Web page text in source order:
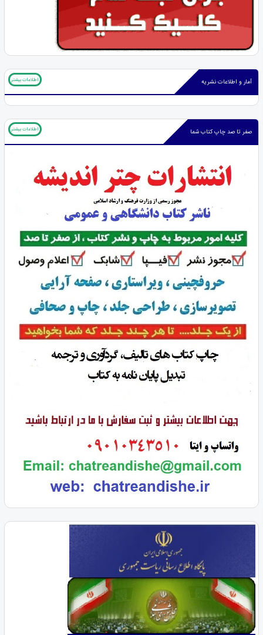
آمار و اطلاعات نشریه اطلاعات بیشتر
صفر تا صد چاپ کتاب شما اطلاعات بیشتر